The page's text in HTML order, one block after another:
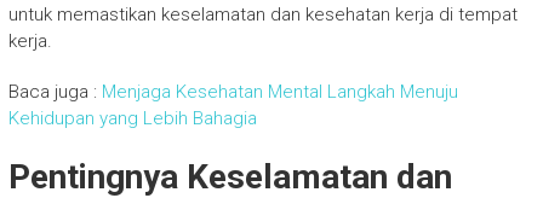
untuk memastikan keselamatan dan kesehatan kerja di tempat
kerja.
Baca juga : Menjaga Kesehatan Mental Langkah Menuju
Kehidupan yang Lebih Bahagia
Pentingnya Keselamatan dan